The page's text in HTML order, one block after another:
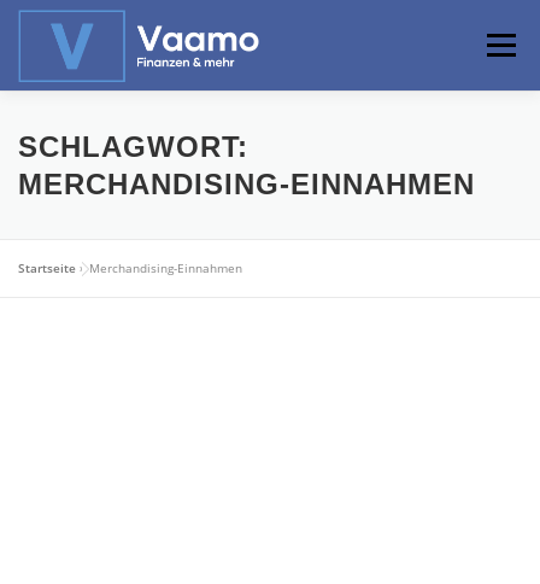
Zum
Menü
ABOUT ONLINE-RECHNER
SCHLAGWORT:
MERCHANDISING-EINNAHMEN
Startseite »Merchandising-Einnahmen